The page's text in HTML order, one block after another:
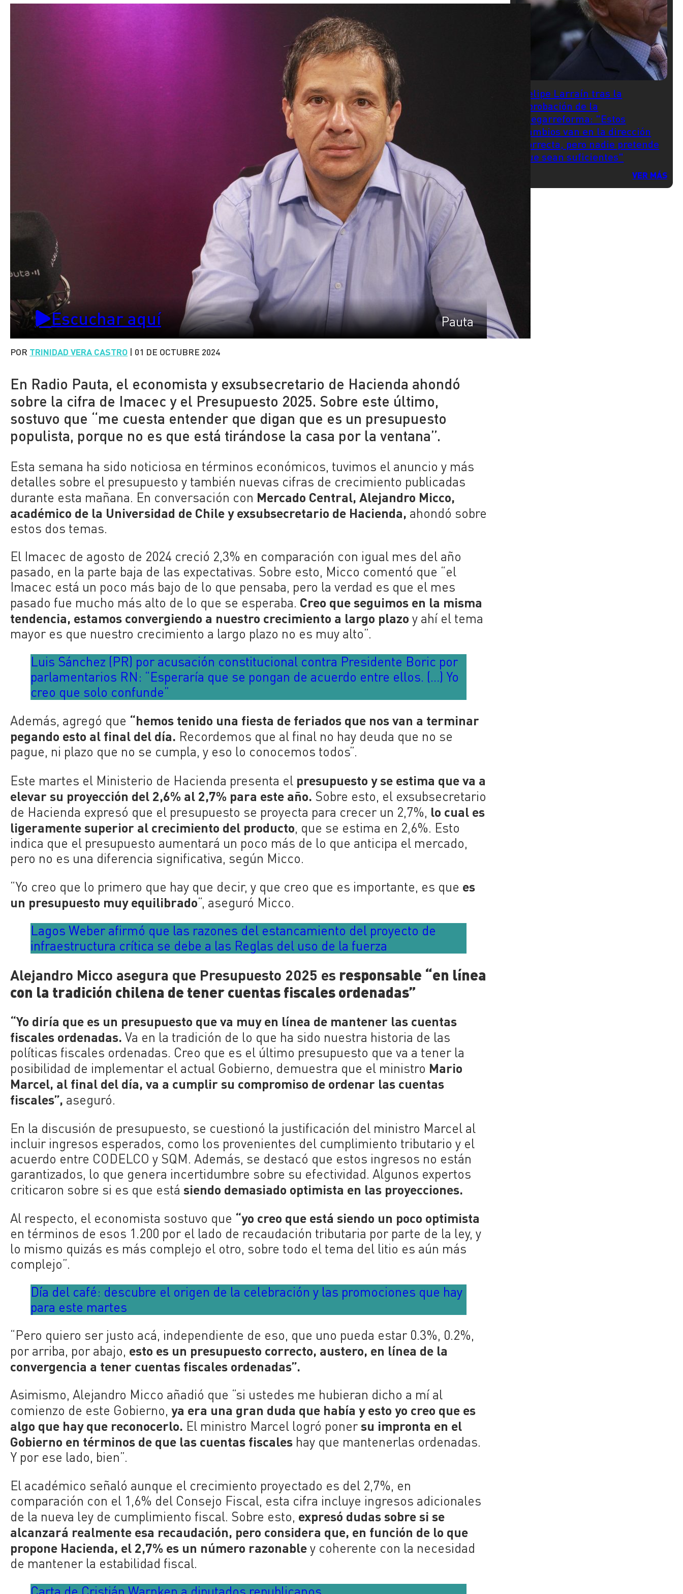
Escuchar aquí Pauta
POR TRINIDAD VERA CASTRO | 01 DE OCTUBRE 2024
En Radio Pauta, el economista y exsubsecretario de Hacienda ahondó
sobre la cifra de Imacec y el Presupuesto 2025. Sobre este último,
sostuvo que “me cuesta entender que digan que es un presupuesto
populista, porque no es que está tirándose la casa por la ventana”.
Esta semana ha sido noticiosa en términos económicos, tuvimos el anuncio y más
detalles sobre el presupuesto y también nuevas cifras de crecimiento publicadas
durante esta mañana. En conversación con Mercado Central, Alejandro Micco,
académico de la Universidad de Chile yexsubsecretario de Hacienda, ahondó sobre
estos dos temas.
El Imacec de agosto de 2024 creció 2,3% en comparación con igual mes del año
pasado, en la parte baja de las expectativas. Sobre esto, Micco comentó que “el
Imacec está un poco más bajo de lo que pensaba, pero la verdad es que el mes
pasado fue mucho más alto de lo que se esperaba. Creo que seguimos en la misma
tendencia, estamos convergiendo a nuestro crecimiento a largo plazo y ahí el tema
mayor es que nuestro crecimiento a largo plazo no es muy alto”.
Luis Sánchez (PR) por acusación constitucional contra Presidente Boric por
parlamentarios RN: “Esperaría que se pongan de acuerdo entre ellos. (…) Yo
creo que solo confunde”
Además, agregó que “hemos tenido una fiesta de feriados que nos van a terminar
pegando esto al final del día. Recordemos que al final no hay deuda que no se
pague, ni plazo que no se cumpla, y eso lo conocemos todos”.
Este martes el Ministerio de Hacienda presenta el presupuesto y se estima que va a
elevar su proyección del 2,6% al 2,7% para este año. Sobre esto, el exsubsecretario
de Hacienda expresó que el presupuesto se proyecta para crecer un 2,7%, lo cual es
ligeramente superior al crecimiento del producto, que se estima en 2,6%. Esto
indica que el presupuesto aumentará un poco más de lo que anticipa el mercado,
pero no es una diferencia significativa, según Micco.
“Yo creo que lo primero que hay que decir, y que creo que es importante, es que es
un presupuesto muy equilibrado“, aseguró Micco.
Lagos Weber afirmó que las razones del estancamiento del proyecto de
infraestructura crítica se debe a las Reglas del uso de la fuerza
Alejandro Micco asegura que Presupuesto 2025 es responsable “en línea
con la tradición chilena de tener cuentas fiscales ordenadas”
“Yo diría que es un presupuesto que va muy en línea de mantener las cuentas
fiscales ordenadas.Va en la tradición de lo que ha sido nuestra historia de las
políticas fiscales ordenadas. Creo que es el último presupuesto que va a tener la
posibilidad de implementar el actual Gobierno, demuestra que el ministro Mario
Marcel, al final del día, va a cumplir su compromiso de ordenar las cuentas
fiscales”, aseguró.
En la discusión de presupuesto, se cuestionó la justificación del ministro Marcel al
incluir ingresos esperados, como los provenientes del cumplimiento tributario y el
acuerdo entre CODELCO y SQM. Además, se destacó que estos ingresos no están
garantizados, lo que genera incertidumbre sobre su efectividad. Algunos expertos
criticaron sobre si es que estásiendo demasiado optimista en las proyecciones.
Al respecto, el economista sostuvo que “yo creo que está siendo un poco optimista
en términos de esos 1.200 por el lado de recaudación tributaria por parte de la ley, y
lo mismo quizás es más complejo el otro, sobre todo el tema del litio es aún más
complejo”.
Día del café: descubre el origen de la celebración y las promociones que hay
para este martes
“Pero quiero ser justo acá, independiente de eso, que uno pueda estar 0.3%, 0.2%,
por arriba, por abajo, esto es un presupuesto correcto, austero, en línea de la
convergencia a tener cuentas fiscales ordenadas”.
Asimismo, Alejandro Micco añadió que “si ustedes me hubieran dicho a mí al
comienzo de este Gobierno, ya era una gran duda que había y esto yo creo que es
algo que hay que reconocerlo. El ministro Marcel logró ponersu impronta en el
Gobierno en términos de que las cuentas fiscales hay que mantenerlas ordenadas.
Y por ese lado, bien”.
El académico señaló aunque el crecimiento proyectado es del 2,7%, en
comparación con el 1,6% del Consejo Fiscal, esta cifra incluye ingresos adicionales
de la nueva ley de cumplimiento fiscal. Sobre esto, expresó dudas sobre si se
alcanzará realmente esa recaudación, pero considera que, en función de lo que
propone Hacienda, el 2,7% es un número razonabley coherente con la necesidad
de mantener la estabilidad fiscal.
Felipe Larraín tras la
aprobación de la
megarreforma: "Estos
cambios van en la dirección
correcta, pero nadie pretende
que sean suficientes"
VER MÁS